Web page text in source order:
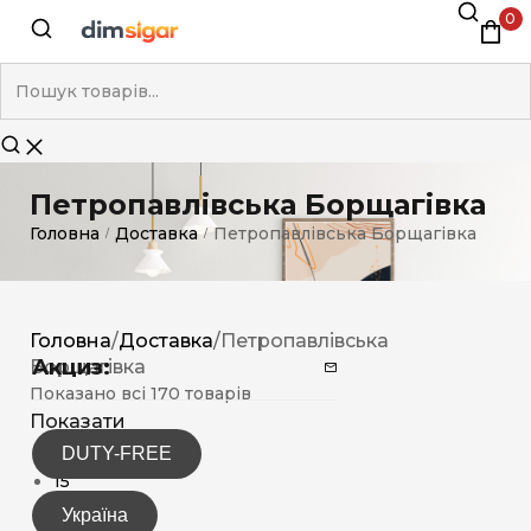
0
Петропавлівська Борщагівка
Головна / Доставка / Петропавлівська Борщагівка
Акциз:
DUTY-FREE
Україна
Головна/Доставка/Петропавлівська
Борщагівка
Показано всі 170 товарів
Показати
12
15
30